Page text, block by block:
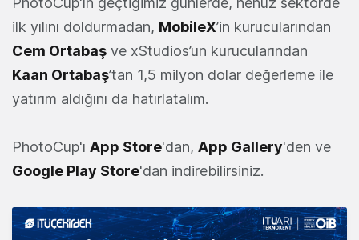
ilk yılını doldurmadan, MobileX’in kurucularından
Cem Ortabaş ve xStudios’un kurucularından
Kaan Ortabaş’tan 1,5 milyon dolar değerleme ile
yatırım aldığını da hatırlatalım.
PhotoCup'ı App Store'dan, App Gallery'den ve
Google Play Store'dan indirebilirsiniz.